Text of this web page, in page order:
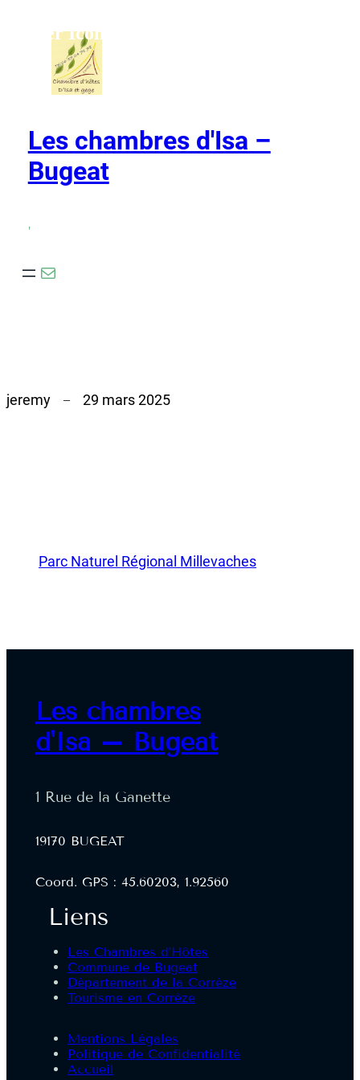
Ho,ver Icons
Les chambres d'Isa –
Bugeat
,
E-mail
jeremy – 29 mars 2025
Parc Naturel Régional Millevaches
Les chambres
d'Isa – Bugeat
1 Rue de la Ganette
19170 BUGEAT
Coord. GPS : 45.60203, 1.92560
Liens
Les Chambres d’Hôtes
Commune de Bugeat
Département de la Corrèze
Tourisme en Corrèze
Mentions Légales
Politique de Confidentialité
Accueil